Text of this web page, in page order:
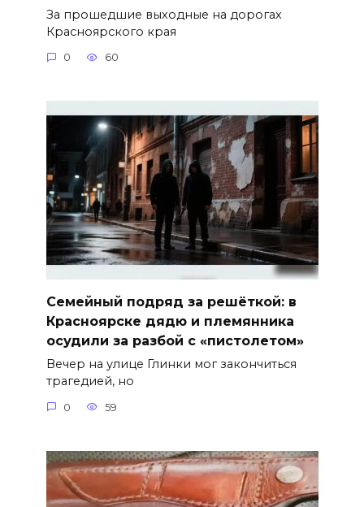
За прошедшие выходные на дорогах
Красноярского края
0 60
Семейный подряд за решёткой: в
Красноярске дядю и племянника
осудили за разбой с «пистолетом»
Вечер на улице Глинки мог закончиться
трагедией, но
0 59